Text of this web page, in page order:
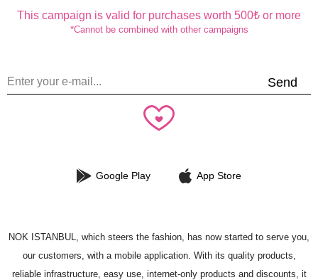
This campaign is valid for purchases worth 500₺ or more
*Cannot be combined with other campaigns
Send
Google Play App Store
NOK ISTANBUL, which steers the fashion, has now started to serve you,
our customers, with a mobile application. With its quality products,
reliable infrastructure, easy use, internet-only products and discounts, it